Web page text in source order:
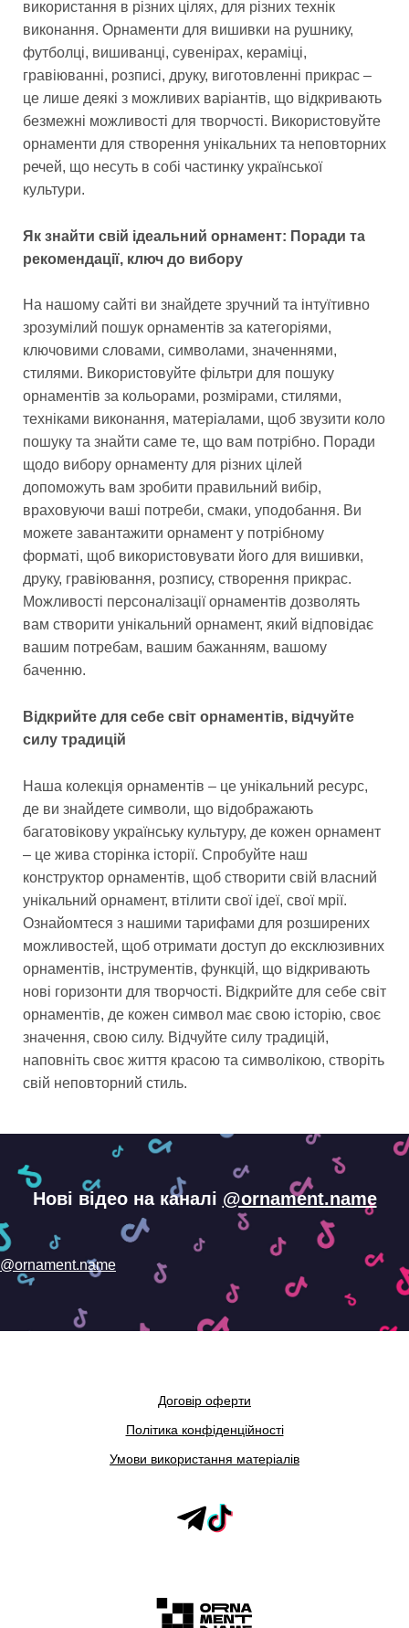
використання в різних цілях, для різних технік
виконання. Орнаменти для вишивки на рушнику,
футболці, вишиванці, сувенірах, кераміці,
гравіюванні, розписі, друку, виготовленні прикрас –
це лише деякі з можливих варіантів, що відкривають
безмежні можливості для творчості. Використовуйте
орнаменти для створення унікальних та неповторних
речей, що несуть в собі частинку української
культури.
Як знайти свій ідеальний орнамент: Поради та
рекомендації, ключ до вибору
На нашому сайті ви знайдете зручний та інтуїтивно
зрозумілий пошук орнаментів за категоріями,
ключовими словами, символами, значеннями,
стилями. Використовуйте фільтри для пошуку
орнаментів за кольорами, розмірами, стилями,
техніками виконання, матеріалами, щоб звузити коло
пошуку та знайти саме те, що вам потрібно. Поради
щодо вибору орнаменту для різних цілей
допоможуть вам зробити правильний вибір,
враховуючи ваші потреби, смаки, уподобання. Ви
можете завантажити орнамент у потрібному
форматі, щоб використовувати його для вишивки,
друку, гравіювання, розпису, створення прикрас.
Можливості персоналізації орнаментів дозволять
вам створити унікальний орнамент, який відповідає
вашим потребам, вашим бажанням, вашому
баченню.
Відкрийте для себе світ орнаментів, відчуйте
силу традицій
Наша колекція орнаментів – це унікальний ресурс,
де ви знайдете символи, що відображають
багатовікову українську культуру, де кожен орнамент
– це жива сторінка історії. Спробуйте наш
конструктор орнаментів, щоб створити свій власний
унікальний орнамент, втілити свої ідеї, свої мрії.
Ознайомтеся з нашими тарифами для розширених
можливостей, щоб отримати доступ до ексклюзивних
орнаментів, інструментів, функцій, що відкривають
нові горизонти для творчості. Відкрийте для себе світ
орнаментів, де кожен символ має свою історію, своє
значення, свою силу. Відчуйте силу традицій,
наповніть своє життя красою та символікою, створіть
свій неповторний стиль.
Нові відео на каналі @ornament.name
@ornament.name
Договір оферти
Політика конфіденційності
Умови використання матеріалів